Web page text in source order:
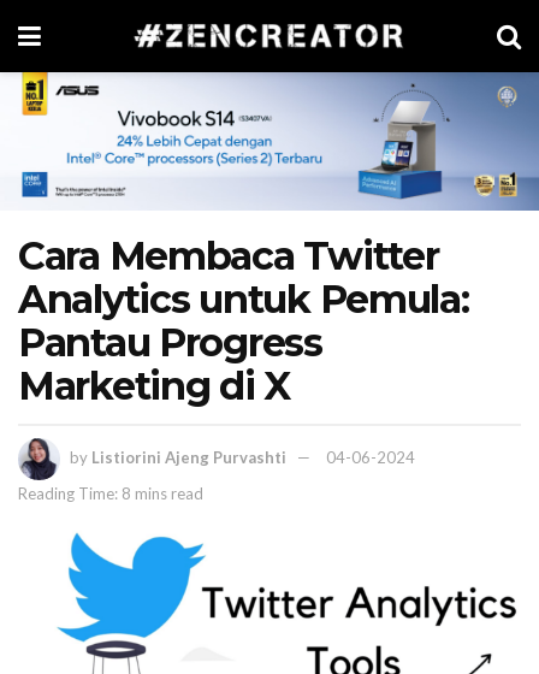
Cara Membaca Twitter
Analytics untuk Pemula:
Pantau Progress
Marketing di X
by Listiorini Ajeng Purvashti
04-06-2024
Reading Time: 8 mins read